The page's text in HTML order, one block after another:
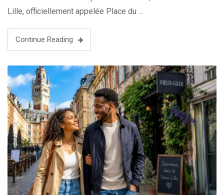
Lille, officiellement appelée Place du …
Continue Reading